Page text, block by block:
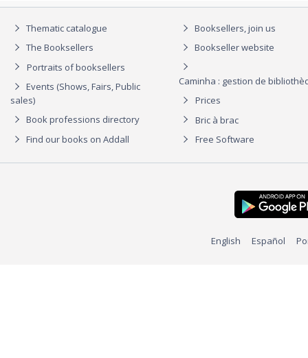
Thematic catalogue
The Booksellers
Portraits of booksellers
Events (Shows, Fairs, Public
sales)
Book professions directory
Find our books on Addall
Booksellers, join us
Bookseller website
Caminha : gestion de
Prices
Bric à brac
Free Software
English Español